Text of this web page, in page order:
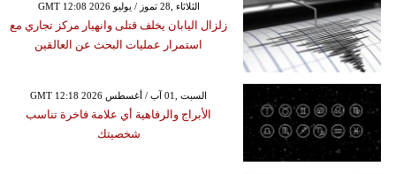
GMT 12:08 2026 الثلاثاء ,28 تموز / يوليو
زلزال اليابان يخلف قتلى وانهيار مركز تجاري مع
استمرار عمليات البحث عن العالقين
GMT 12:18 2026 السبت ,01 آب / أغسطس
الأبراج والرفاهية أي علامة فاخرة تناسب
شخصيتك